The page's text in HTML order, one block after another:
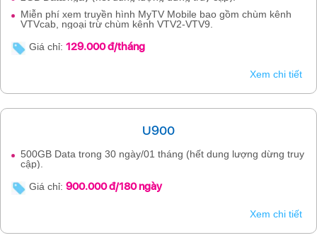
Miễn phí xem truyền hình MyTV Mobile bao gồm chùm kênh
VTVcab, ngoại trừ chùm kênh VTV2-VTV9.
Giá chỉ: 129.000 đ/tháng
Xem chi tiết
U900
500GB Data trong 30 ngày/01 tháng (hết dung lượng dừng truy
cập).
Giá chỉ: 900.000 đ/180 ngày
Xem chi tiết